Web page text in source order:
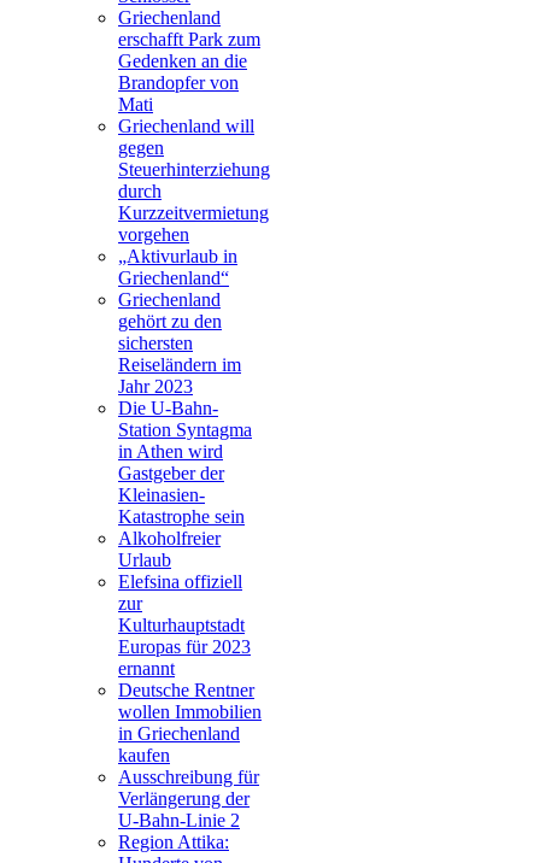
Griechenland
erschafft Park zum
Gedenken an die
Brandopfer von
Mati
Griechenland will
gegen
Steuerhinterziehung
durch
Kurzzeitvermietung
vorgehen
„Aktivurlaub in
Griechenland“
Griechenland
gehört zu den
sichersten
Reiseländern im
Jahr 2023
Die U-Bahn-
Station Syntagma
in Athen wird
Gastgeber der
Kleinasien-
Katastrophe sein
Alkoholfreier
Urlaub
Elefsina offiziell
zur
Kulturhauptstadt
Europas für 2023
ernannt
Deutsche Rentner
wollen Immobilien
in Griechenland
kaufen
Ausschreibung für
Verlängerung der
U-Bahn-Linie 2
Region Attika: